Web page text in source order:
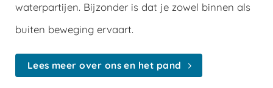
waterpartijen. Bijzonder is dat je zowel binnen als
buiten beweging ervaart.
Lees meer over ons en het pand